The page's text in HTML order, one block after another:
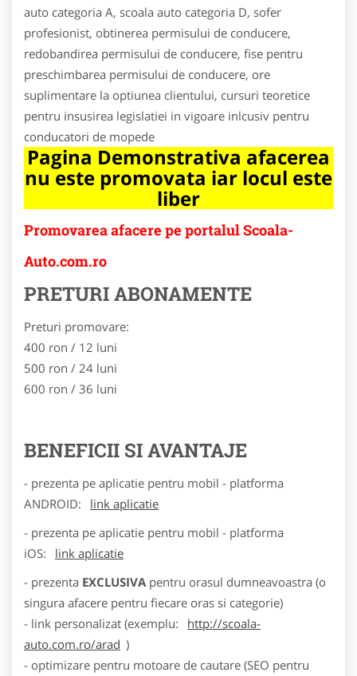
auto categoria A, scoala auto categoria D, sofer
profesionist, obtinerea permisului de conducere,
redobandirea permisului de conducere, fise pentru
preschimbarea permisului de conducere, ore
suplimentare la optiunea clientului, cursuri teoretice
pentru insusirea legislatiei in vigoare inlcusiv pentru
conducatori de mopede
Pagina Demonstrativa afacerea
nu este promovata iar locul este
liber
Promovarea afacere pe portalul Scoala-
Auto.com.ro
PRETURI ABONAMENTE
Preturi promovare:
400 ron / 12 luni
500 ron / 24 luni
600 ron / 36 luni
BENEFICII SI AVANTAJE
- prezenta pe aplicatie pentru mobil - platforma
ANDROID:
link aplicatie
- prezenta pe aplicatie pentru mobil - platforma
iOS:
link aplicatie
- prezenta EXCLUSIVA pentru orasul dumneavoastra (o
singura afacere pentru fiecare oras si categorie)
- link personalizat (exemplu:
http://scoala-
auto.com.ro/arad )
- optimizare pentru motoare de cautare (SEO pentru